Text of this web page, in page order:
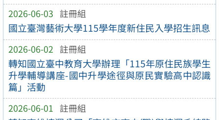
2026-06-03 註冊組
國立臺灣藝術大學115學年度新住民入學招生訊息
2026-06-02 註冊組
轉知國立臺中教育大學辦理「115年原住民族學生
升學輔導講座-國中升學途徑與原民實驗高中認識
篇」活動
2026-06-01 註冊組